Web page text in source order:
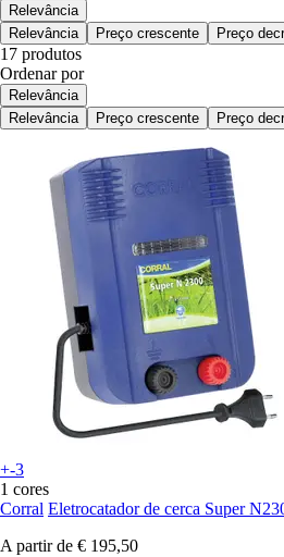
Relevância
Relevância
Preço crescente Preço
17 produtos
Ordenar por
Relevância
Relevância
Preço crescente Preço
+-3
1 cores
Corral Eletrocatador de cerca Super
A partir de € 195,50